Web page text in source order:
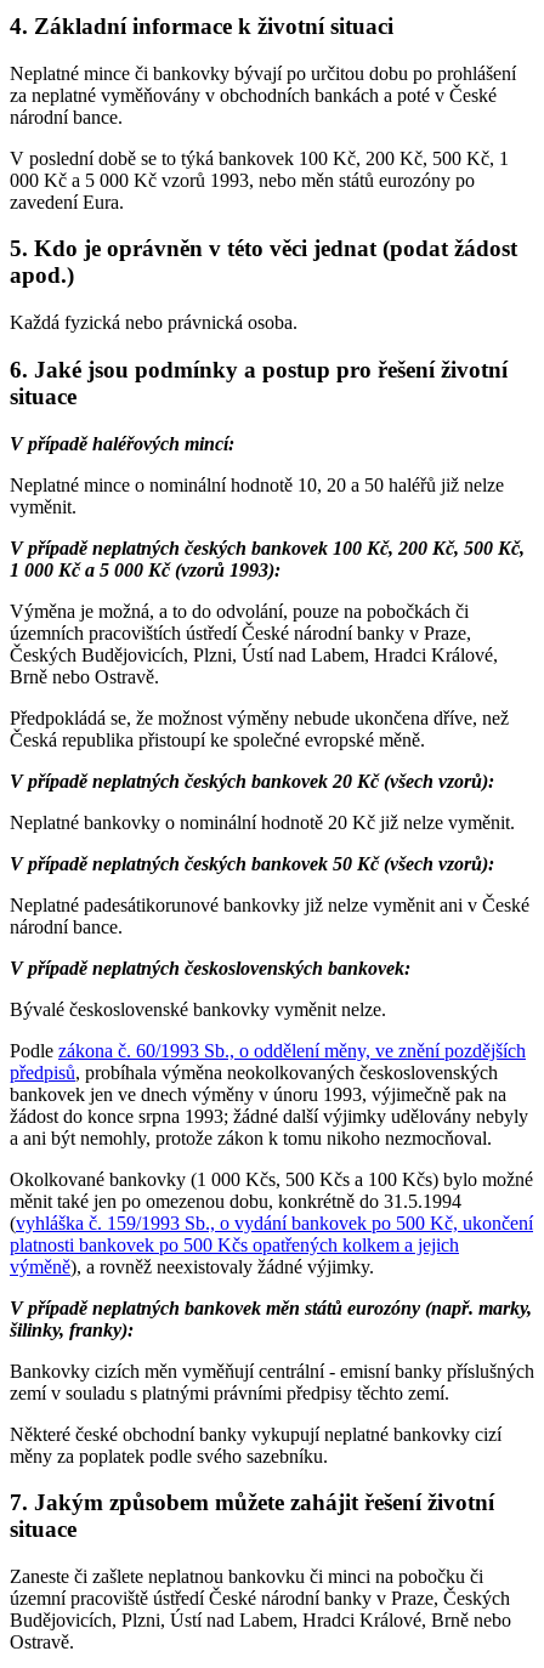
4. Základní informace k životní situaci
Neplatné mince či bankovky bývají po určitou dobu po prohlášení
za neplatné vyměňovány v obchodních bankách a poté v České
národní bance.
V poslední době se to týká bankovek 100 Kč, 200 Kč, 500 Kč, 1
000 Kč a 5 000 Kč vzorů 1993, nebo měn států eurozóny po
zavedení Eura.
5. Kdo je oprávněn v této věci jednat (podat žádost
apod.)
Každá fyzická nebo právnická osoba.
6. Jaké jsou podmínky a postup pro řešení životní
situace
V případě haléřových mincí:
Neplatné mince o nominální hodnotě 10, 20 a 50 haléřů již nelze
vyměnit.
V případě neplatných českých bankovek 100 Kč, 200 Kč, 500 Kč,
1 000 Kč a 5 000 Kč (vzorů 1993):
Výměna je možná, a to do odvolání, pouze na pobočkách či
územních pracovištích ústředí České národní banky v Praze,
Českých Budějovicích, Plzni, Ústí nad Labem, Hradci Králové,
Brně nebo Ostravě.
Předpokládá se, že možnost výměny nebude ukončena dříve, než
Česká republika přistoupí ke společné evropské měně.
V případě neplatných českých bankovek 20 Kč (všech vzorů):
Neplatné bankovky o nominální hodnotě 20 Kč již nelze vyměnit.
V případě neplatných českých bankovek 50 Kč (všech vzorů):
Neplatné padesátikorunové bankovky již nelze vyměnit ani v České
národní bance.
V případě neplatných československých bankovek:
Bývalé československé bankovky vyměnit nelze.
Podle zákona č. 60/1993 Sb., o oddělení měny, ve znění pozdějších
předpisů, probíhala výměna neokolkovaných československých
bankovek jen ve dnech výměny v únoru 1993, výjimečně pak na
žádost do konce srpna 1993; žádné další výjimky udělovány nebyly
a ani být nemohly, protože zákon k tomu nikoho nezmocňoval.
Okolkované bankovky (1 000 Kčs, 500 Kčs a 100 Kčs) bylo možné
měnit také jen po omezenou dobu, konkrétně do 31.5.1994
(vyhláška č. 159/1993 Sb., o vydání bankovek po 500 Kč, ukončení
platnosti bankovek po 500 Kčs opatřených kolkem a jejich
výměně), a rovněž neexistovaly žádné výjimky.
V případě neplatných bankovek měn států eurozóny (např. marky,
šilinky, franky):
Bankovky cizích měn vyměňují centrální - emisní banky příslušných
zemí v souladu s platnými právními předpisy těchto zemí.
Některé české obchodní banky vykupují neplatné bankovky cizí
měny za poplatek podle svého sazebníku.
7. Jakým způsobem můžete zahájit řešení životní
situace
Zaneste či zašlete neplatnou bankovku či minci na pobočku či
územní pracoviště ústředí České národní banky v Praze, Českých
Budějovicích, Plzni, Ústí nad Labem, Hradci Králové, Brně nebo
Ostravě.